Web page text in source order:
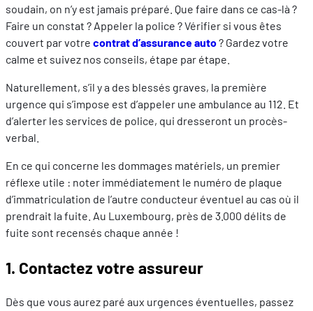
soudain, on n’y est jamais préparé. Que faire dans ce cas-là ?
Faire un constat ? Appeler la police ? Vérifier si vous êtes
couvert par votre contrat d’assurance auto? Gardez votre
calme et suivez nos conseils, étape par étape.
Naturellement, s’il y a des blessés graves, la première
urgence qui s’impose est d’appeler une ambulance au 112. Et
d’alerter les services de police, qui dresseront un procès-
verbal.
En ce qui concerne les dommages matériels, un premier
réflexe utile : noter immédiatement le numéro de plaque
d’immatriculation de l’autre conducteur éventuel au cas où il
prendrait la fuite. Au Luxembourg, près de 3.000 délits de
fuite sont recensés chaque année !
1. Contactez votre assureur
Dès que vous aurez paré aux urgences éventuelles, passez